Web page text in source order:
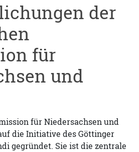
der
für
und
für Niedersachsen und
die Initiative des Göttinger
gegründet. Sie ist die zentrale